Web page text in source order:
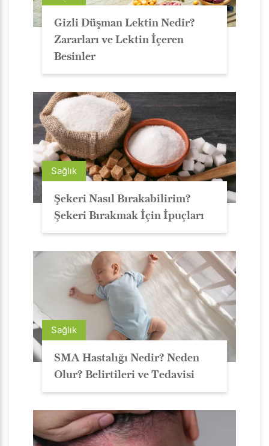
Gizli Düşman Lektin Nedir?
Zararları ve Lektin İçeren
Besinler
Sağlık
Şekeri Nasıl Bırakabilirim?
Şekeri Bırakmak İçin İpuçları
Sağlık
SMA Hastalığı Nedir? Neden
Olur? Belirtileri ve Tedavisi